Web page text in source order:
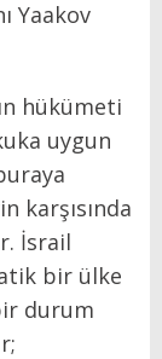
Yaakov
hükümeti
uygun
karşısında
İsrail
bir ülke
durum